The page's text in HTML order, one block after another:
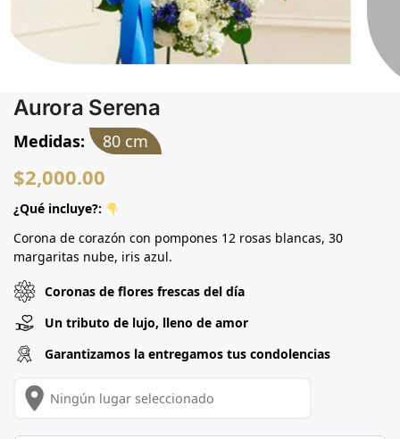
Aurora Serena
Medidas: 80 cm
$2,000.00
¿Qué incluye?:
Corona de corazón con pompones 12 rosas blancas, 30
margaritas nube, iris azul.
Coronas de flores frescas del día
Un tributo de lujo, lleno de amor
Garantizamos la entregamos tus condolencias
place Ningún lugar seleccionado